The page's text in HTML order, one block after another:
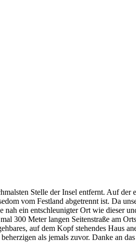
Stelle der Insel entfernt. Auf der
vom Festland abgetrennt ist. Da
ein entschleunigter Ort wie dieser
300 Meter langen Seitenstraße am
auf dem Kopf stehendes Haus
als jemals zuvor. Danke an